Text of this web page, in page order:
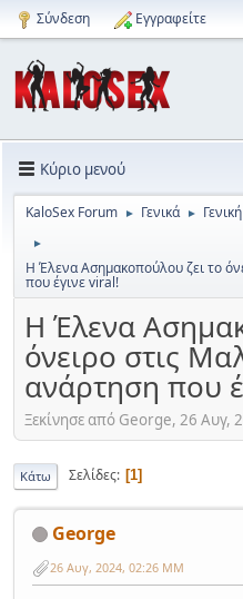
Σύνδεση Εγγραφείτε
Κύριο μενού
KaloSex Forum ► Γενικά ►
►
Η Έλενα Ασημακοπούλου ζει το
που έγινε viral!
Η Έλενα
όνειρο στις
ανάρτηση που
Ξεκίνησε από George, 26
Κάτω Σελίδες 1
George
26 Αυγ, 2024, 02:26 ΜΜ